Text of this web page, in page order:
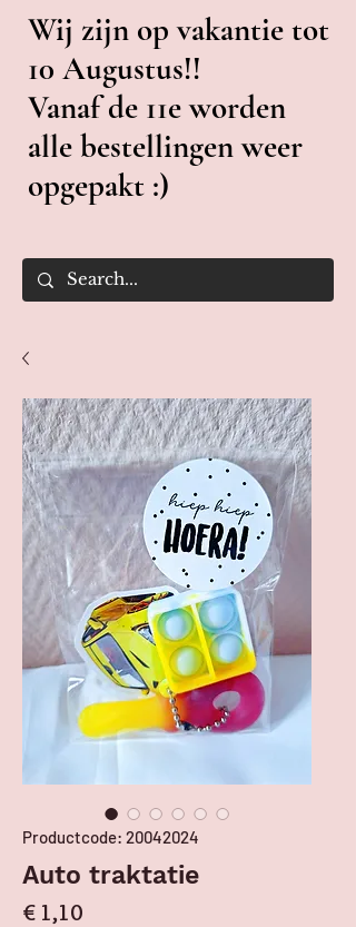
Wij zijn op vakantie tot
10 Augustus!!
Vanaf de 11e worden
alle bestellingen weer
opgepakt :)
Productcode: 20042024
Auto traktatie
€ 1,10Prijs